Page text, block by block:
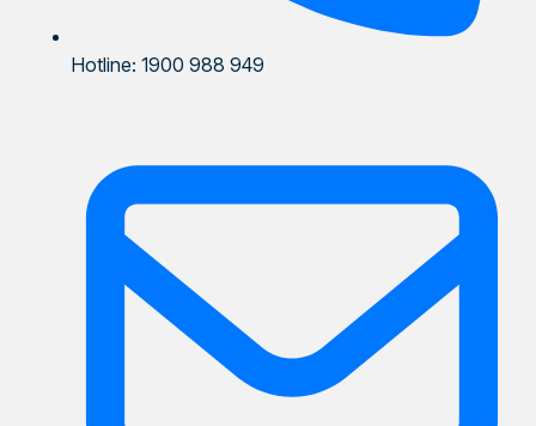
Hotline: 1900 988 949